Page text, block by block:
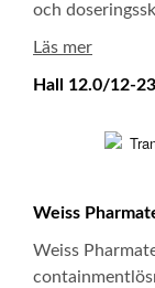
och
Lä​s mer
Hall 12.0/12-
Weiss
Weiss